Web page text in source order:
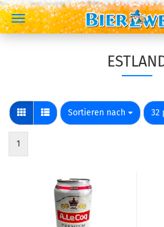
Sortieren nach
Sortieren nach 32
1